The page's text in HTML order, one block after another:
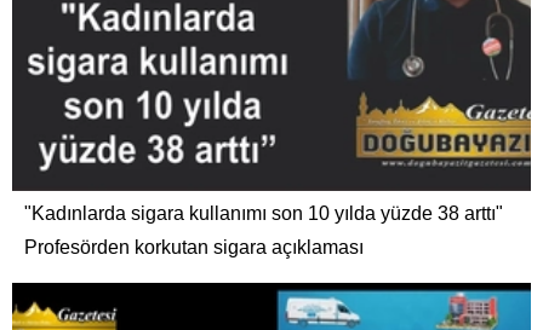
"Kadınlarda sigara kullanımı son 10 yılda yüzde 38 arttı"
Profesörden korkutan sigara açıklaması